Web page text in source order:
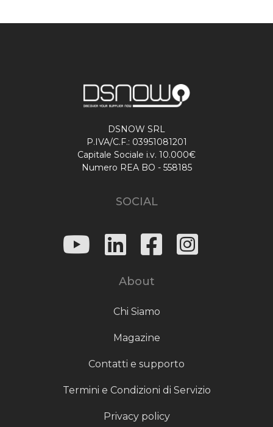
DSNOW SRL
P.IVA/C.F.: 03951081201
Capitale Sociale i.v. 10.000€
Numero REA BO - 558185
SOCIAL
About
Chi Siamo
Magazine
Contatti e supporto
Termini e Condizioni di Servizio
Privacy policy